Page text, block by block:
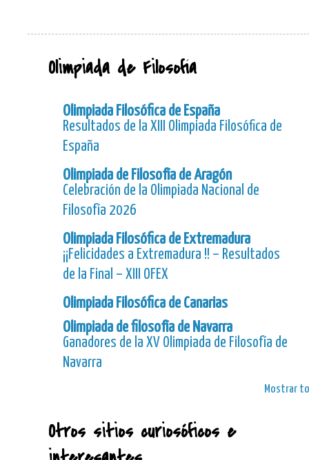
Olimpiada de Filosofía
Olimpiada Filosófica de España
Resultados de la XIII Olimpiada Filosófica de
España
Olimpiada de Filosofía de Aragón
Celebración de la Olimpiada Nacional de
Filosofía 2026
Olimpiada Filosófica de Extremadura
¡¡Felicidades a Extremadura !! – Resultados
de la Final – XIII OFEX
Olimpiada Filosófica de Canarias
Olimpiada de filosofía de Navarra
Ganadores de la XV Olimpiada de Filosofía de
Navarra
Mostrar
Otros sitios curiosóficos e